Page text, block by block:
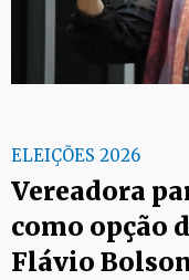
ELEIÇÕES 2026
Vereadora
como opção
Flávio